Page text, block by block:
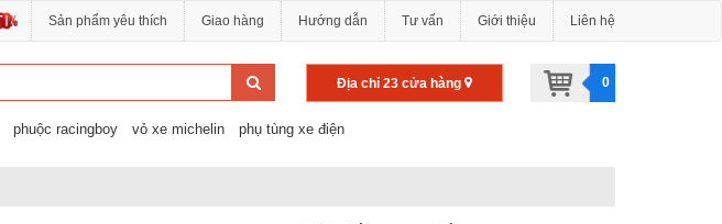
Sản phẩm yêu thích Giao hàng Hướng dẫn Tư vấn Giới thiệu Liên hệ
phuộc racingboy vỏ xe michelin phụ tùng xe điện
Địa chỉ 23 cửa hàng 0